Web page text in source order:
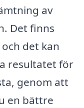
av
Det finns
det kan
resultatet för
genom att
en bättre